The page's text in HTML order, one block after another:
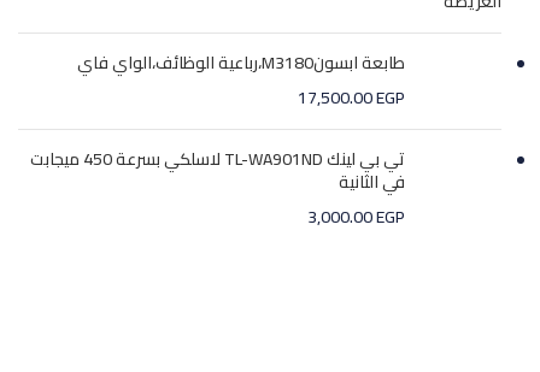
طابعة ابسونM3180،رباعية الوظائف،الواي فاي
17,500.00EGP
تي بي لينك TL-WA901ND لاسلكي بسرعة 450 ميجابت
في الثانية
3,000.00EGP